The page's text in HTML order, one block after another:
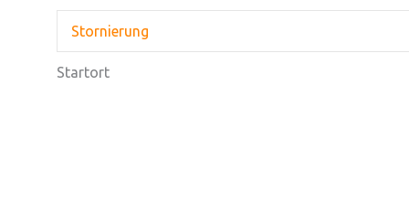
Stornierung
Startort